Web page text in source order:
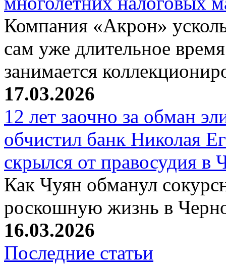
Компания «Акрон»
сам уже длительное
занимается
17.03.2026
12 лет заочно за обман
обчистил банк Николая
скрылся от правосудия в
Как Чуян обманул
роскошную жизнь в
16.03.2026
Последние статьи